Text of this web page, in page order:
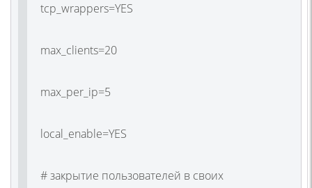
tcp_wrappers=YES
max_clients=20
max_per_ip=5
local_enable=YES
# закрытие пользователей в своих